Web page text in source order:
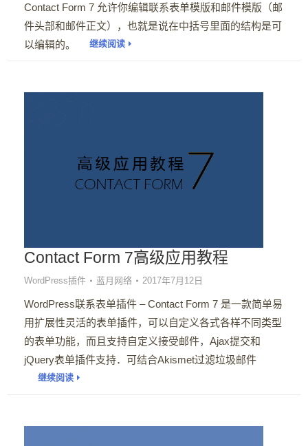
Contact Form 7 允许你编辑联系表单模版和邮件模版（邮
件头部和邮件正文），也就是说在中括号里面的结构是可
以编辑的。
继续阅读
Contact Form 7高级应用教程
WordPress插件 蓝月网络 2017年7月12日
WordPress联系表单插件 – Contact Form 7 是一款简单易
用扩展性灵活的表单插件，可以自定义各式各样不同类型
的表单功能，而且支持自定义接受邮件，Ajax提交和
jQuery表单插件支持．可结合Akismet过滤垃圾邮件
继续阅读